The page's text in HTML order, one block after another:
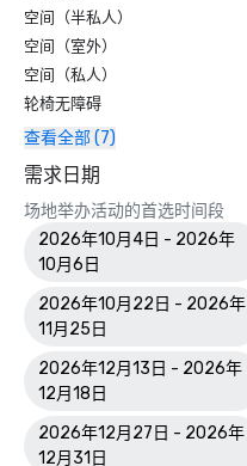
空间（半私人）
空间（室外）
空间（私人）
轮椅无障碍
查看全部 (7)
需求日期
场地举办活动的首选时间段
2026年10月4日 - 2026年
10月6日
2026年10月22日 - 2026年
11月25日
2026年12月13日 - 2026年
12月18日
2026年12月27日 - 2026年
12月31日